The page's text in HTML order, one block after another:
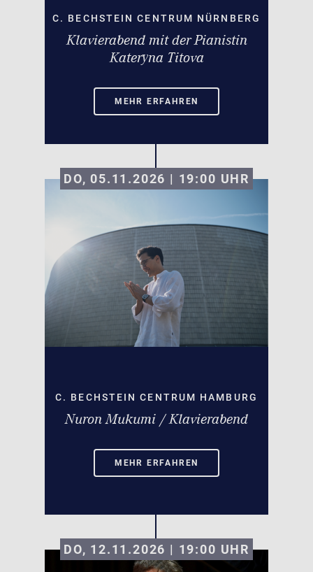
C. BECHSTEIN CENTRUM NÜRNBERG
Klavierabend mit der Pianistin
Kateryna Titova
MEHR ERFAHREN
DO, 05.11.2026 | 19:00 UHR
C. BECHSTEIN CENTRUM HAMBURG
Nuron Mukumi / Klavierabend
MEHR ERFAHREN
DO, 12.11.2026 | 19:00 UHR